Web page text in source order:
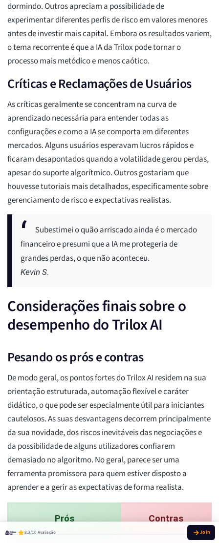
dormindo. Outros apreciam a possibilidade de
experimentar diferentes perfis de risco em valores menores
antes de investir mais capital. Embora os resultados variem,
o tema recorrente é que a IA da Trilox pode tornar o
processo mais metódico e menos caótico.
Críticas e Reclamações de Usuários
As críticas geralmente se concentram na curva de
aprendizado necessária para entender todas as
configurações e como a IA se comporta em diferentes
mercados. Alguns usuários esperavam lucros rápidos e
ficaram desapontados quando a volatilidade gerou perdas,
apesar do suporte algorítmico. Outros gostariam que
houvesse tutoriais mais detalhados, especificamente sobre
gerenciamento de risco e expectativas realistas.
Subestimei o quão arriscado ainda é o mercado
financeiro e presumi que a IA me protegeria de
grandes perdas, o que não aconteceu.
Kevin S.
Considerações finais sobre o
desempenho do Trilox AI
Pesando os prós e contras
De modo geral, os pontos fortes do Trilox AI residem na sua
orientação estruturada, automação flexível e caráter
didático, o que pode ser especialmente útil para iniciantes
cautelosos. As suas desvantagens decorrem principalmente
da sua novidade, dos riscos inevitáveis das negociações e
da possibilidade de alguns utilizadores confiarem
demasiado no algoritmo. No geral, parece ser uma
ferramenta promissora para quem estiver disposto a
aprender e a gerir as expectativas de forma realista.
Prós Contras
8.3/10 Avaliação